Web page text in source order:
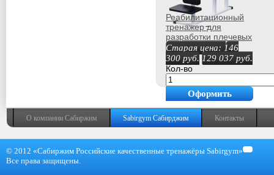
Реабилитационный
тренажер для
разработки плечевых
суставов Sabirgym
ПЛОВЕЦ СГТИП
Старая цена: 146
300 руб. 129 037 руб.
Кол-во
Оформить
покупку
О компании Сабиржим Sabirgym Сабирджим Контакты
© 2012 «Сабиржим Российские качественные тренажёры Sabirgym»
Все права защищены.